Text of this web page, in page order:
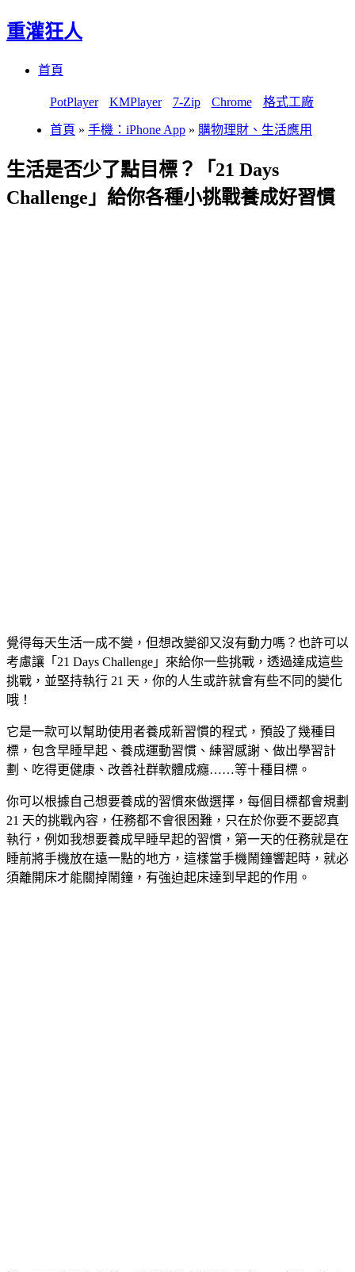
重灌狂人
首頁
PotPlayer KMPlayer 7-Zip Chrome 格式工廠
首頁 » 手機：iPhone App » 購物理財、生活應用
生活是否少了點目標？「21 Days
Challenge」給你各種小挑戰養成好習慣
覺得每天生活一成不變，但想改變卻又沒有動力嗎？也許可以
考慮讓「21 Days Challenge」來給你一些挑戰，透過達成這些
挑戰，並堅持執行 21 天，你的人生或許就會有些不同的變化
哦！
它是一款可以幫助使用者養成新習慣的程式，預設了幾種目
標，包含早睡早起、養成運動習慣、練習感謝、做出學習計
劃、吃得更健康、改善社群軟體成癮……等十種目標。
你可以根據自己想要養成的習慣來做選擇，每個目標都會規劃
21 天的挑戰內容，任務都不會很困難，只在於你要不要認真
執行，例如我想要養成早睡早起的習慣，第一天的任務就是在
睡前將手機放在遠一點的地方，這樣當手機鬧鐘響起時，就必
須離開床才能關掉鬧鐘，有強迫起床達到早起的作用。